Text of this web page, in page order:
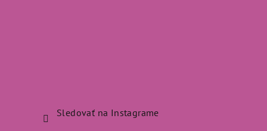
Sledovať na Instagrame